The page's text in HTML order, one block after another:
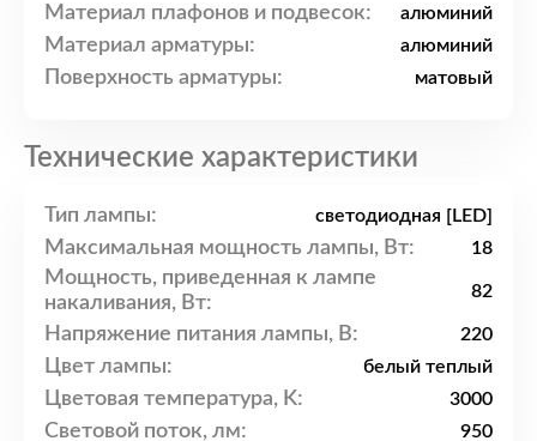
Материал плафонов и подвесок: алюминий
Материал арматуры: алюминий
Поверхность арматуры: матовый
Технические характеристики
Тип лампы: светодиодная [LED]
Максимальная мощность лампы, Вт: 18
Мощность, приведенная к лампе
накаливания, Вт:
82
Напряжение питания лампы, В: 220
Цвет лампы: белый теплый
Цветовая температура, K: 3000
Световой поток, лм: 950